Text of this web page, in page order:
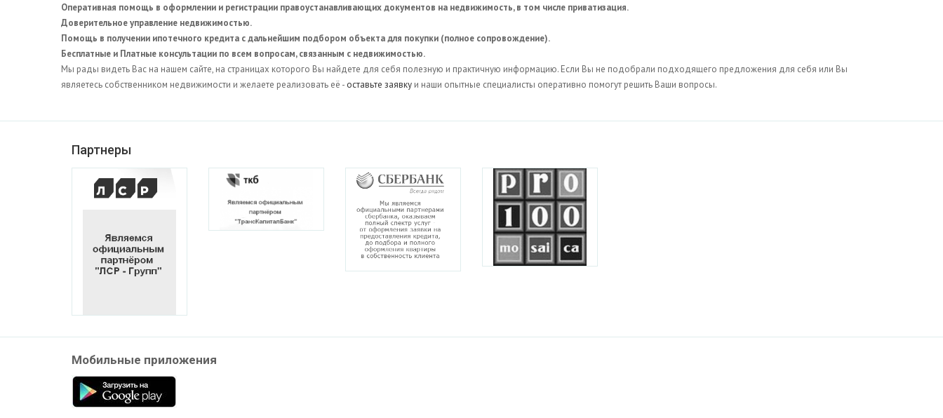
Оперативная помощь в оформлении и регистрации правоустанавливающих документов на недвижимость, в том числе приватизация.
Доверительное управление недвижимостью.
Помощь в получении ипотечного кредита с дальнейшим подбором объекта для покупки (полное сопровождение).
Бесплатные и Платные консультации по всем вопросам, связанным с недвижимостью.
Мы рады видеть Вас на нашем сайте, на страницах которого Вы найдете для себя полезную и практичную информацию. Если Вы не подобрали подходящего предложения для себя или Вы
являетесь собственником недвижимости и желаете реализовать её - оставьте заявку и наши опытные специалисты оперативно помогут решить Ваши вопросы.
Партнеры
Мобильные приложения